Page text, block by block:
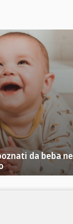
da beba ne